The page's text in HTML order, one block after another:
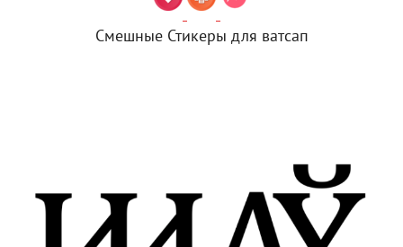
Смешные Стикеры для ватсап